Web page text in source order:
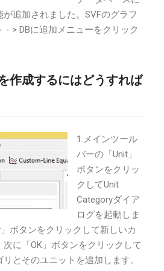
追加されました。SVFのグラフ
- > DBに追加メニューをクリック
作成するにはどうすれば
1.メインツール
バーの「Unit」
ボタンをクリッ
クしてUnit
Categoryダイア
ログを起動しま
ボタンをクリックして新しいカ
に「OK」ボタンをクリックして
とそのユニットを追加します。